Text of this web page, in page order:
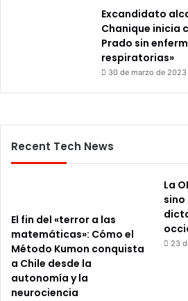
Excandidato
Chanique inicia
Prado sin
respiratorias»
30 de marzo de 2023
Recent Tech News
El fin del «terror a las
matemáticas»: Cómo el
Método Kumon conquista
a Chile desde la
autonomía y la
neurociencia
La
23